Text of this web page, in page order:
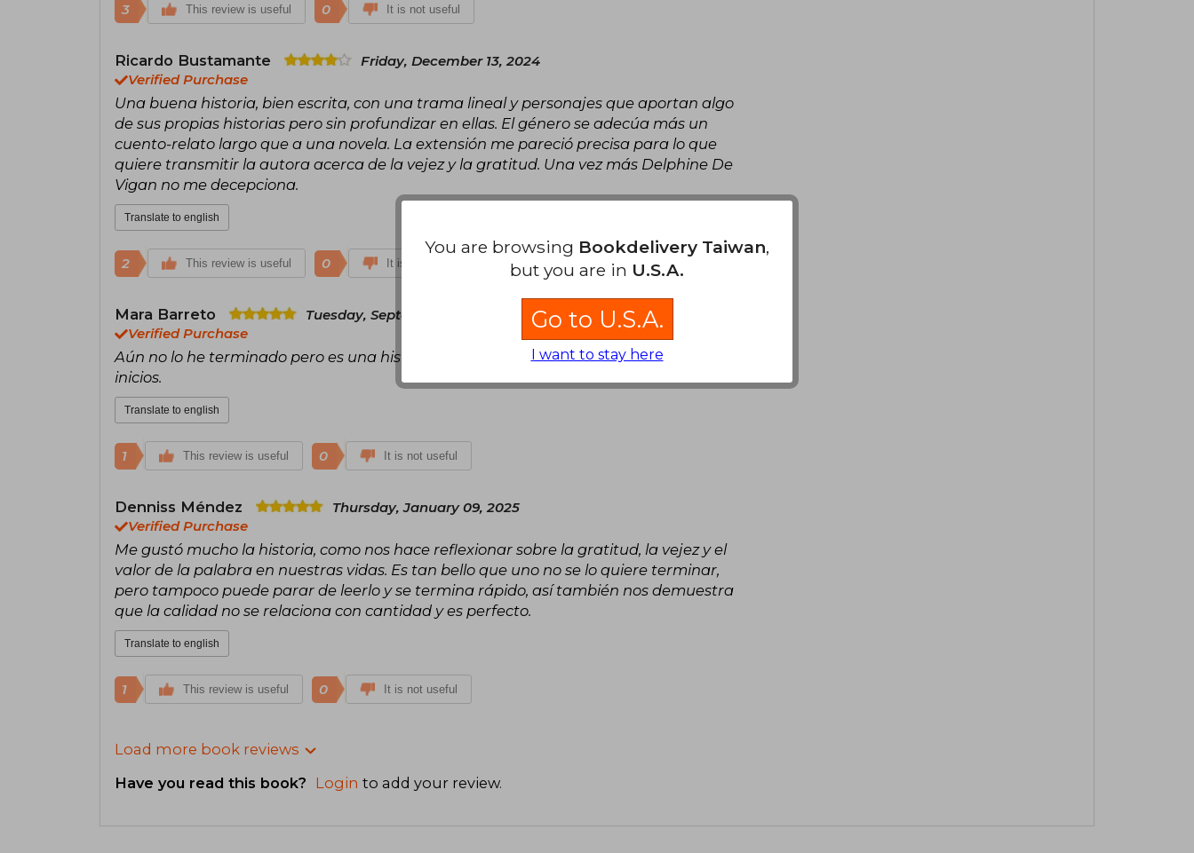
3 This review is useful 0 It is not useful
Ricardo Bustamante
Friday, December 13, 2024
Verified Purchase
Una buena historia, bien escrita, con una trama lineal y personajes que aportan algo
de sus propias historias pero sin profundizar en ellas. El género se adecúa más un
cuento-relato largo que a una novela. La extensión me pareció precisa para lo que
quiere transmitir la autora acerca de la vejez y la gratitud. Una vez más Delphine De
Vigan no me decepciona.
Translate to english
2 This review is useful 0 It is not useful
Mara Barreto
Tuesday, September 17, 2024
Verified Purchase
Aún no lo he terminado pero es una historia muy sensible. Me ha conmovido desde los
inicios.
Translate to english
1 This review is useful 0 It is not useful
Denniss Méndez
Thursday, January 09, 2025
Verified Purchase
Me gustó mucho la historia, como nos hace reflexionar sobre la gratitud, la vejez y el
valor de la palabra en nuestras vidas. Es tan bello que uno no se lo quiere terminar,
pero tampoco puede parar de leerlo y se termina rápido, así también nos demuestra
que la calidad no se relaciona con cantidad y es perfecto.
Translate to english
1 This review is useful 0 It is not useful
Load more book reviews
Have you read this book? Login to add your review.
You are browsing Bookdelivery Taiwan,
but you are in U.S.A.
Go to U.S.A.
I want to stay here